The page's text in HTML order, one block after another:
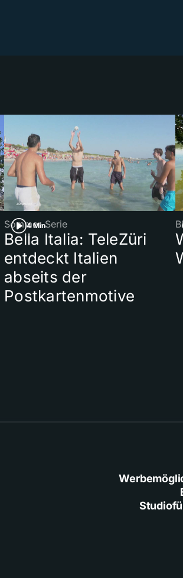
4 Min
Sommer-Serie
Bella Italia: TeleZüri
entdeckt Italien
abseits der
Postkartenmotive